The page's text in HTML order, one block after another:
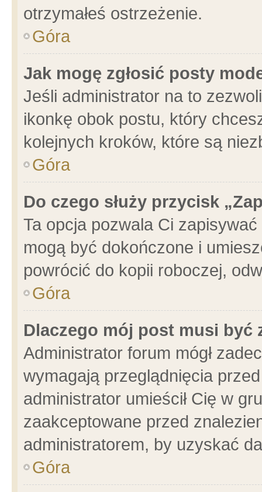
otrzymałeś ostrzeżenie.
Góra
Jak mogę zgłosić posty
Jeśli administrator na to
ikonkę obok postu, który
kolejnych kroków, które są
Góra
Do czego służy przycisk
Ta opcja pozwala Ci
mogą być dokończone i
powrócić do kopii roboczej,
Góra
Dlaczego mój post musi być
Administrator forum mógł
wymagają przeglądnięcia
administrator umieścił Cię w
zaakceptowane przed
administratorem, by uzyskać
Góra